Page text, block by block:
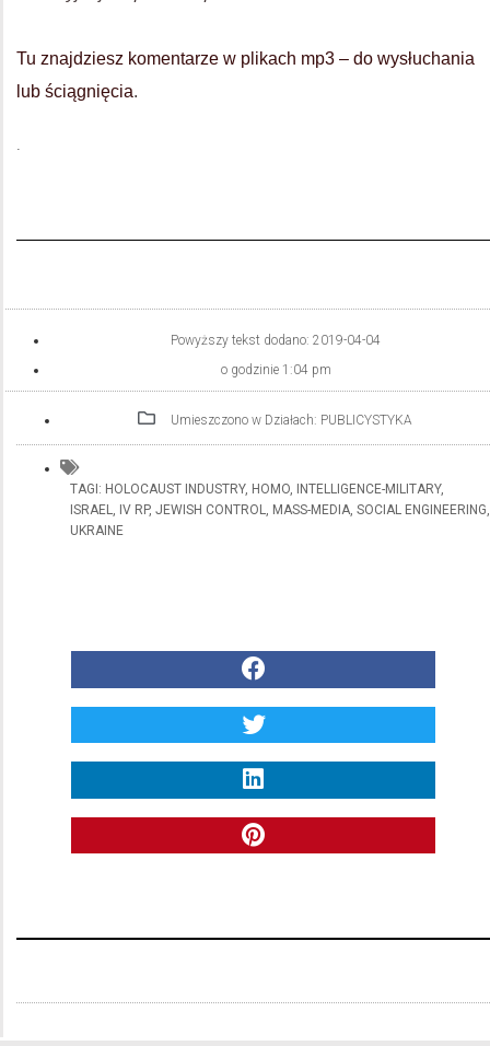
Tu znajdziesz komentarze w plikach mp3 – do wysłuchania
lub ściągnięcia.
.
Powyższy tekst dodano: 2019-04-04
o godzinie 1:04 pm
Umieszczono w Działach: PUBLICYSTYKA
TAGI: HOLOCAUST INDUSTRY, HOMO, INTELLIGENCE-MILITARY,
ISRAEL, IV RP, JEWISH CONTROL, MASS-MEDIA, SOCIAL ENGINEERING,
UKRAINE